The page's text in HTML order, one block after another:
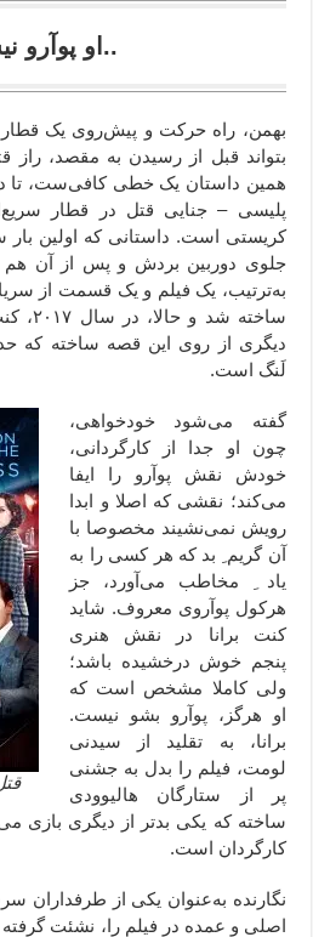
او پوآرو نیست..
بهمن، راه حرکت و پیش‌روی یک قطار
بتواند قبل از رسیدن به مقصد،
همین داستان یک خطی کافی‌ست، تا
پلیسی – جنایی قتل در قطار
به‌ترتیب، یک فیلم و یک قسمت از
ساخته
دیگری از روی این قصه ساخته که
لَنگ است.
گفته می‌شود خودخواهی،
چون او جدا از کارگردانی،
خودش نقش پوآرو را ایفا
می‌کند؛ نقشی که اصلا و ابدا
رویش نمی‌نشیند مخصوصا با
آن گریم ِ بد که هر کسی را به
یاد ِ مخاطب می‌آورد، جز
هرکول پوآروی معروف. شاید
کنت برانا در نقش هنری
پنجم خوش درخشیده باشد؛
ولی کاملا مشخص است که
او هرگز، پوآرو بشو نیست.
برانا، به تقلید از سیدنی
لومت، فیلم را بدل به جشنی
پر از ستارگان هالیوودی
ساخته که یکی بدتر از دیگری بازی
کارگردان است.
نگارنده به‌‌عنوان یکی از
اصلی و عمده در فیلم را، نشئت